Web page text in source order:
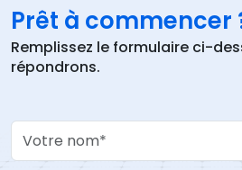
Prêt à commencer
Remplissez le formulaire ci-
répondrons.
Your Name